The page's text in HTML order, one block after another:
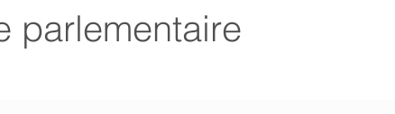
parlementaire